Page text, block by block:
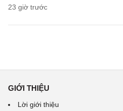
23 giờ trước
GIỚI THIỆU
Lời giới thiệu